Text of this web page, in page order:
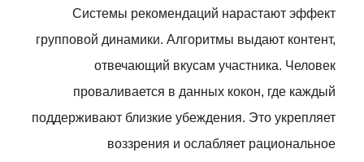
Системы рекомендаций нарастают эффект
групповой динамики. Алгоритмы выдают контент,
отвечающий вкусам участника. Человек
проваливается в данных кокон, где каждый
поддерживают близкие убеждения. Это укрепляет
воззрения и ослабляет рациональное